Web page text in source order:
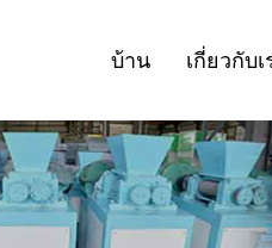
บ้าน เกี่ยวกับเ